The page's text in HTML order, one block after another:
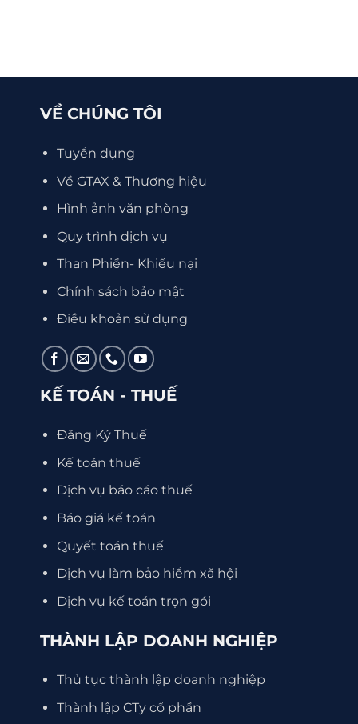
VỀ CHÚNG TÔI
Tuyển dụng
Về GTAX & Thương hiệu
Hình ảnh văn phòng
Quy trình dịch vụ
Than Phiền- Khiếu nại
Chính sách bảo mật
Điều khoản sử dụng
KẾ TOÁN - THUẾ
Đăng Ký Thuế
Kế toán thuế
Dịch vụ báo cáo thuế
Báo giá kế toán
Quyết toán thuế
Dịch vụ làm bảo hiểm xã hội
Dịch vụ kế toán trọn gói
THÀNH LẬP DOANH NGHIỆP
Thủ tục thành lập doanh nghiệp
Thành lập CTy cổ phần